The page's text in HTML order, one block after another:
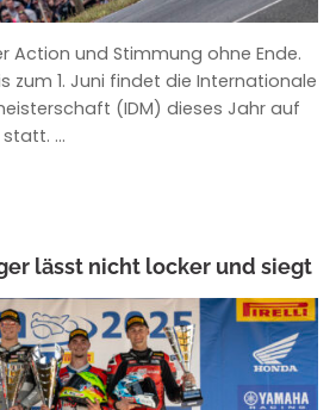
Action und Stimmung ohne Ende.
zum 1. Juni findet die Internationale
(IDM) dieses Jahr auf
statt. …
lässt nicht locker und siegt